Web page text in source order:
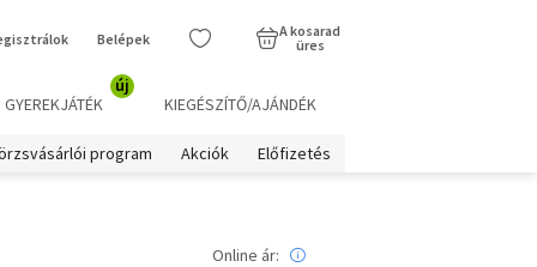
Belépek
A kosarad
üres
GYEREKJÁTÉK
új
KIEGÉSZÍTŐ/AJÁNDÉK
program Akciók Előfizetés
Online ár: